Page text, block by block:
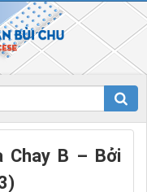
Chay B – Bởi